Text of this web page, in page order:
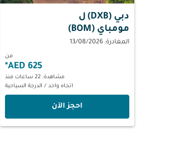
دبي (DXB)
ل
مومباي (BOM)
المغادرة: 13/08/2026
من
625 AED
*
مشاهدة: 22 ساعات منذ
اتجاه واحد / الدرجة السياحية
‫احجز الآن‬